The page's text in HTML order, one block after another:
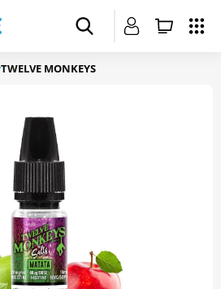
TWELVE MONKEYS